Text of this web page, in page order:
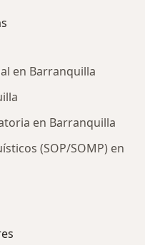
en Barranquilla
en Barranquilla
(SOP/SOMP) en